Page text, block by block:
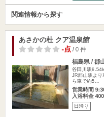
関連情報から探す
あさかの杜 クア温泉館
-点/ 0 件
福島県 / 郡
谷田川駅
JR郡山駅よ
ら車で約5…
営業時間
入浴料金
日帰り